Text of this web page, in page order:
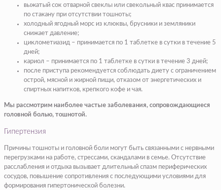
выжатый сок отварной свеклы или свекольный квас принимается
по стакану при отсутствии тошноты;
холодный ягодный морс из клюквы, брусники и земляники
снижает давление;
циклометиазид – принимается по 1 таблетке в сутки в течение 5
дней;
кариол – принимается по 1 таблетке в сутки в течение 3 дней;
после приступа рекомендуется соблюдать диету с ограничением
острой, мясной и жирной пищи, отказом от энергетических и
спиртных напитков, крепкого кофе и чая.
Мы рассмотрим наиболее частые заболевания, сопровождающиеся
головной болью, тошнотой.
Гипертензия
Причины тошноты и головной боли могут быть связанными с нервными
перегрузками на работе, стрессами, скандалами в семье. Отсутствие
расслабления и отдыха вызывает длительный спазм периферических
сосудов, повышение сопротивления с последующими условиями для
формирования гипертонической болезни.